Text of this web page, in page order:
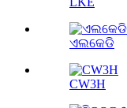
ଏଲକେଡି
CW3H